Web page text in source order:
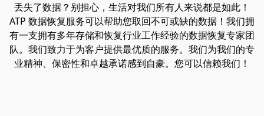
丢失了数据？别担心，生活对我们所有人来说都是如此！
ATP 数据恢复服务可以帮助您取回不可或缺的数据！我们拥
有一支拥有多年存储和恢复行业工作经验的数据恢复专家团
队。我们致力于为客户提供最优质的服务。我们为我们的专
业精神、保密性和卓越承诺感到自豪。您可以信赖我们！